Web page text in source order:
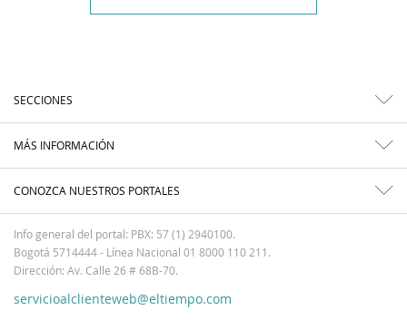
SECCIONES
MÁS INFORMACIÓN
CONOZCA NUESTROS PORTALES
Info general del portal: PBX: 57 (1) 2940100.
Bogotá 5714444 - Línea Nacional 01 8000 110 211.
Dirección: Av. Calle 26 # 68B-70.
servicioalclienteweb@eltiempo.com